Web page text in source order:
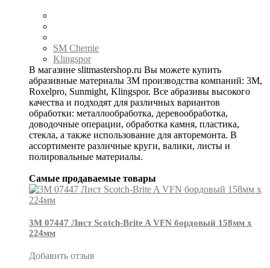
SM Chemie
Klingspor
В магазине slitmastershop.ru Вы можете купить
абразивные материалы 3М производства компаний: 3М,
Roxelpro, Sunmight, Klingspor. Все абразивы высокого
качества и подходят для различных вариантов
обработки: металлообработка, деревообработка,
доводочные операции, обработка камня, пластика,
стекла, а также использование для авторемонта. В
ассортименте различные круги, валики, листы и
полировальные материалы.
Самые продаваемые товары
3М 07447 Лист Scotch-Brite A VFN бордовый 158мм х
224мм
Добавить отзыв